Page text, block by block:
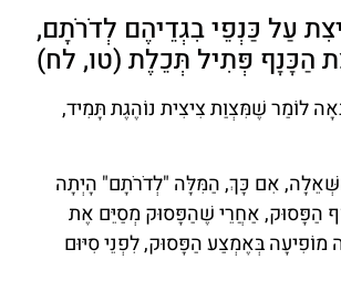
עַל כַּנְפֵי בִגְדֵיהֶם לְדֹרֹתָם,
הַכָּנָף פְּתִיל תְּכֵלֶת (טו, לח)
לוֹמַר שֶׁמִּצְוַת צִיצִית נוֹהֶגֶת תָּמִיד,
אִם כָּךְ, הַמִּלָּה "לְדֹרֹתָם" הָיְתָה
הַפָּסוּק, אַחֲרֵי שֶׁהַפָּסוּק מְסַיֵּם אֶת
מוֹפִיעָה בְּאֶמְצַע הַפָּסוּק, לִפְנֵי סִיּוּם